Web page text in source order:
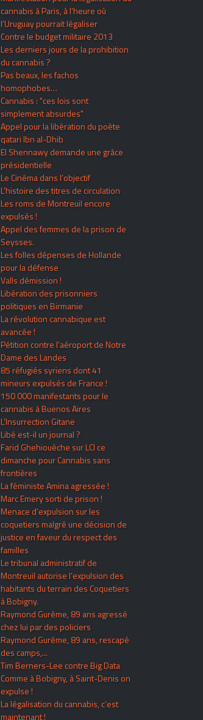
cannabis à Paris, à l’heure où
l’Uruguay pourrait légaliser
Contre le budget militaire 2013
Les derniers jours de la prohibition
du cannabis ?
Pas beaux, les fachos
homophobes…
Cannabis : "ces lois sont
simplement absurdes"
Appel pour la libération du poète
qatari Ibn al-Dhib
El Shennawy demande une grâce
présidentielle
Le Cinéma dans l’objectif
L’histoire des titres de circulation
Les roms de Montreuil encore
expulsés !
Appel des femmes de la prison de
Seysses.
Les folles dépenses de Hollande
pour la défense
Valls démission !
Libération des prisonniers
politiques en Birmanie
La révolution cannabique est
avancée !
Pétition contre l’aéroport de Notre
Dame des Landes
85 réfugiés syriens dont 41
mineurs expulsés de France !
150 000 manifestants pour le
cannabis à Buenos Aires
L’Insurrection Gitane
Libé est-il un journal ?
Farid Ghehiouèche sur LCI ce
dimanche pour Cannabis sans
frontières
La féministe Amina agressée !
Marc Emery sorti de prison !
Menace d’expulsion sur les
coquetiers malgré une décision de
justice en faveur du respect des
familles
Le tribunal administratif de
Montreuil autorise l’expulsion des
habitants du terrain des Coquetiers
à Bobigny.
Raymond Gurême, 89 ans agressé
chez lui par des policiers
Raymond Gurême, 89 ans, rescapé
des camps,...
Tim Berners-Lee contre Big Data
Comme à Bobigny, à Saint-Denis on
expulse !
La légalisation du cannabis, c’est
maintenant !